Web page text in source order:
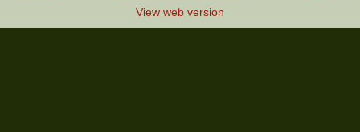
View web version